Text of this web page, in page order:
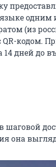
одним
(из
QR-кодом.
дней до
она